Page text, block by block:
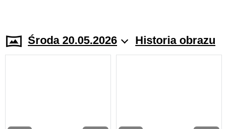
Środa 20.05.2026 Historia obrazu